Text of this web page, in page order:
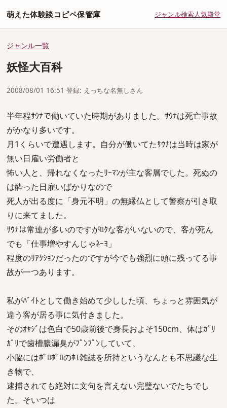
萌えた体験談コピペ保管庫 ジャンル検索人気殿堂
ジャンル一覧
妖怪大百科
2008/08/01 16:51 登録: えっちな名無しさん
半年程ｻｳﾅで働いていた時期がありました。ｻｳﾅは死亡事故
がかなり多いです。
月1くらいで遭遇します。自分が働いてたｻｳﾅは当時は家が
無い日雇い労働者と
怖い人と、帰れなくなったﾘｰﾏﾝが主な客層でした。死ぬの
は酔った日雇いばかりなので
死人が出る度に「身元不明」の無縁仏として警察が引き取
りに来てました。
ｻｳﾅは常連が多いのですがﾛｸな客がいないので、客が死ん
でも「仕事増やすんじゃﾈｰﾖ」
程度のﾘｱｸｼｮﾝだったのですが今でも強烈に頭に残ってる事
故が一つあります。
私がﾊﾞｲﾄとして働き始めて少しした頃、ちょっと雰囲気が
違う客が居る事に気付きました。
そのｵﾔｼﾞは色白で50歳前後で身長およそ150cm、体はｶﾞﾘ
ｶﾞﾘで歯槽膿漏臭がﾌﾟﾝﾌﾟﾝしていて、
小脇にはﾎﾞﾛﾎﾞﾛのﾎﾓ雑誌を所持というなんとも不思議な生
き物で、
逮捕されても絶対に文句を言えない完璧ないでたちでし
た。そいつは